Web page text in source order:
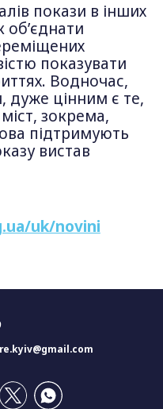
покази в інших
обʼєднати
показувати
Водночас,
цінним є те,
зокрема,
підтримують
вистав
uk/novini